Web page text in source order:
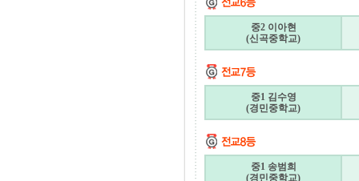
중2 이아현
(신곡중학교)
중1 김수영
(경민중학교)
중1 송범희
(경민중학교)